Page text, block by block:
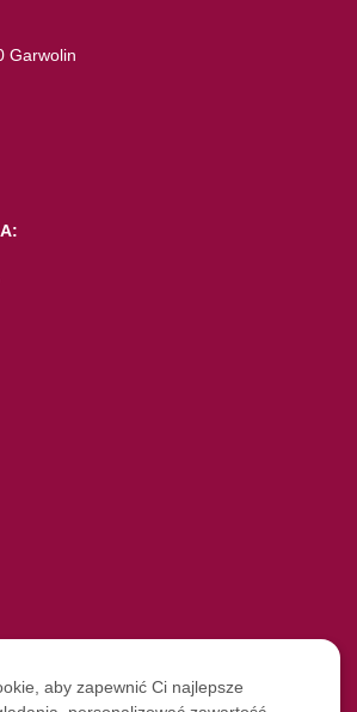
Garwolin
aby zapewnić Ci najlepsze